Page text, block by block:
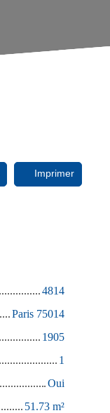
Imprimer
4814
Paris 75014
1905
1
Oui
51.73 m²